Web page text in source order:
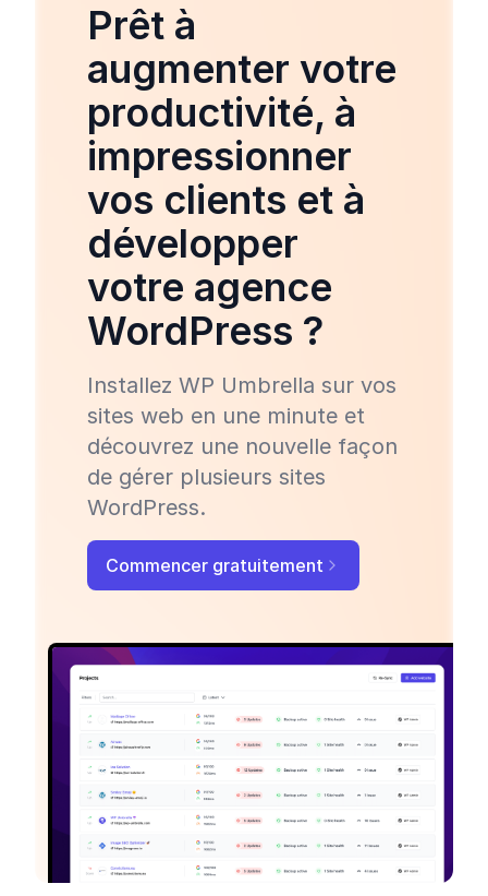
Prêt à
augmenter votre
productivité, à
impressionner
vos clients et à
développer
votre agence
WordPress ?
Installez WP Umbrella sur vos
sites web en une minute et
découvrez une nouvelle façon
de gérer plusieurs sites
WordPress.
Commencer gratuitement